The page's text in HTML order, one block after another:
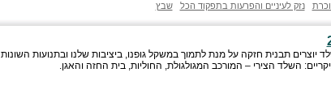
נזק לעיניים והפרעות בתפקוד הכל שבץ
יוצרים תבנית חזקה על מנת לתמוך במשקל גופנו, ביציבות שלנו ובתנועות השונות
השלד הצירי – המורכב המגולגולת, החוליות, בית החזה והאגן.